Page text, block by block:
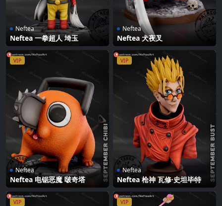
Neftea
Neftea 一拳超人 埼玉
Neftea
Neftea 犬夜叉
VIP
Neftea
Neftea 电锯恶魔 啵奇塔
VIP
Neftea
Neftea 枪神 瓦修·史坦毕特
VIP VIP